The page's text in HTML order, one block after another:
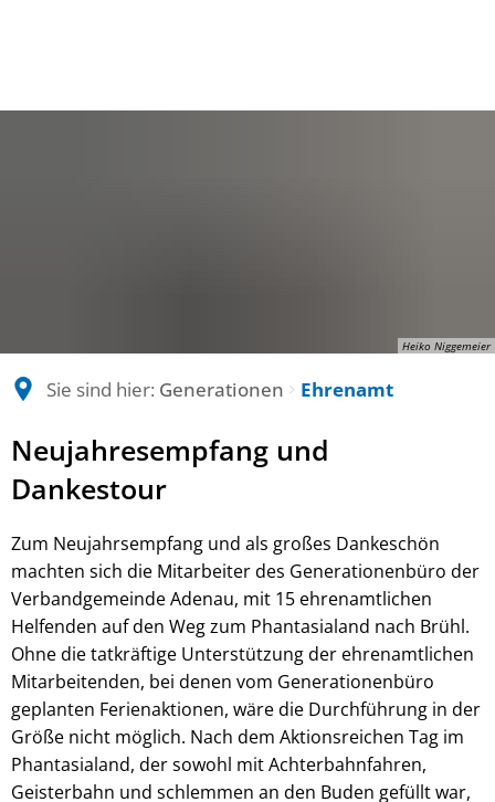
Heiko Niggemeier
Sie sind hier: Generationen Ehrenamt
Ehrenamt
Neujahresempfang und
Dankestour
Zum Neujahrsempfang und als großes Dankeschön
machten sich die Mitarbeiter des Generationenbüro der
Verbandgemeinde Adenau, mit 15 ehrenamtlichen
Helfenden auf den Weg zum Phantasialand nach Brühl.
Ohne die tatkräftige Unterstützung der ehrenamtlichen
Mitarbeitenden, bei denen vom Generationenbüro
geplanten Ferienaktionen, wäre die Durchführung in der
Größe nicht möglich. Nach dem Aktionsreichen Tag im
Phantasialand, der sowohl mit Achterbahnfahren,
Geisterbahn und schlemmen an den Buden gefüllt war,